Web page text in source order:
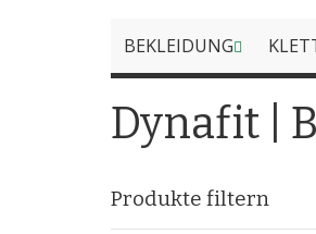
BEKLEIDUNG
Dynafit |
Produkte filtern